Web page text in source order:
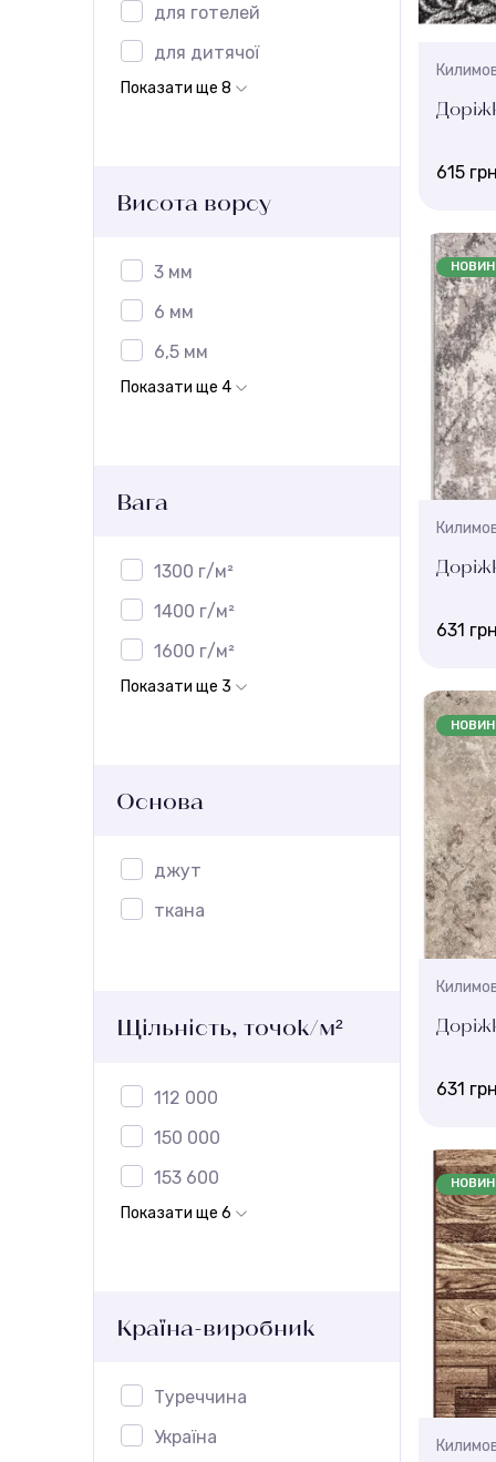
для готелей
для дитячої
Показати ще 8
Висота ворсу
3 мм
6 мм
6,5 мм
Показати ще 4
Вага
1300 г/м²
1400 г/м²
1600 г/м²
Показати ще 3
Основа
джут
ткана
Щільність, точок/м²
112 000
150 000
153 600
Показати ще 6
Країна-виробник
Туреччина
Україна
615
1 , 3 , 4 ,
Висота
6 мм
631
1.45 ,
Висота
7,5 мм
631
0.95 ,
Висота
7,5 мм